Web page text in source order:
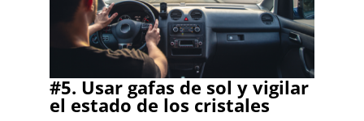
#5. Usar gafas de sol y vigilar
el estado de los cristales